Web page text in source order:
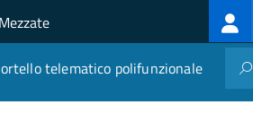
principale
telematico polifunzionale